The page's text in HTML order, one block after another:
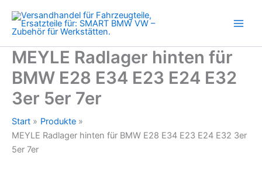
Inhalt
springen
MEYLE Radlager hinten für
BMW E28 E34 E23 E24 E32
3er 5er 7er
Start
Produkte
MEYLE Radlager hinten für BMW E28 E34 E23 E24 E32 3er
5er 7er
E34
E23
E24
E32
3er
5er
7er
Menge